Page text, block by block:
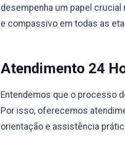
desempenha um papel
e compassivo em todas as
Atendimento 24
Entendemos que o processo
Por isso, oferecemos
orientação e assistência